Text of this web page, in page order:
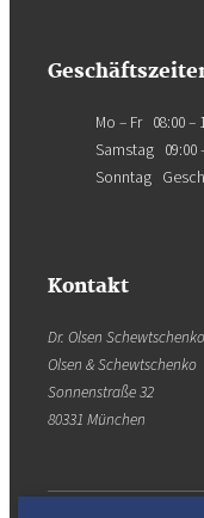
Mo – Fr 08:00 –
Samstag 09:00
Sonntag
Kontakt
Dr. Olsen
Olsen & Schewtschenko
Sonnenstraße 32
80331 München